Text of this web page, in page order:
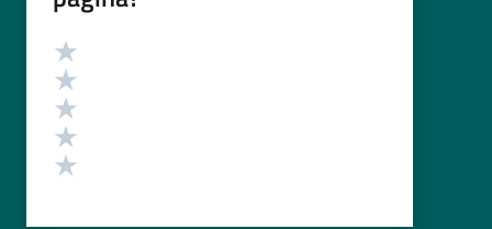
Valutazione